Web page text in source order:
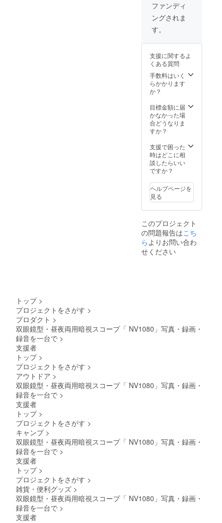
リーニ
ングク
ロスx3
キャッ
対物レ
ンズ
キャッ
プ x6 ・
ルx3 ・
日本語
取扱説
ファンディ
ングされま
す。
支援に関するよ
くある質問
手数料はいく
らかかります
か？
目標金額に届
かなかった場
合どうなりま
すか？
支援で困った
時はどこに相
談したらいい
ですか？
ヘルプページを
見る
このプロジェクト
の問題報告はこち
らよりお問い合わ
せください
トップ >
プロジェクトをさがす >
プロダクト >
双眼鏡型・昼夜両用暗視スコープ「 NV1080」写真・録画・
録音を一台で >
支援者
トップ >
プロジェクトをさがす >
アウトドア >
双眼鏡型・昼夜両用暗視スコープ「 NV1080」写真・録画・
録音を一台で >
支援者
トップ >
プロジェクトをさがす >
キャンプ >
双眼鏡型・昼夜両用暗視スコープ「 NV1080」写真・録画・
録音を一台で >
支援者
トップ >
プロジェクトをさがす >
雑貨・便利グッズ >
双眼鏡型・昼夜両用暗視スコープ「 NV1080」写真・録画・
録音を一台で >
支援者